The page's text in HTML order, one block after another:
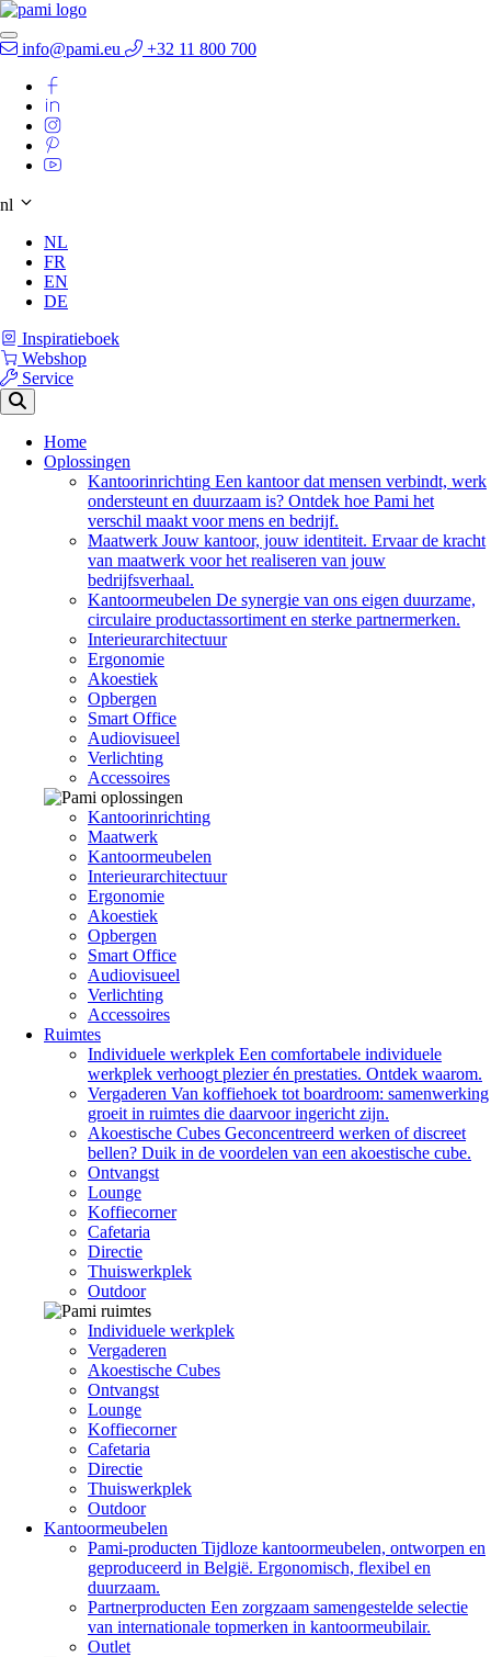
info@pami.eu +32 11 800 700
nl
NL
FR
EN
DE
Inspiratieboek
Webshop
Service
Home
Oplossingen
Kantoorinrichting Een kantoor dat mensen verbindt, werk
ondersteunt en duurzaam is? Ontdek hoe Pami het
verschil maakt voor mens en bedrijf.
Maatwerk Jouw kantoor, jouw identiteit. Ervaar de kracht
van maatwerk voor het realiseren van jouw
bedrijfsverhaal.
Kantoormeubelen De synergie van ons eigen duurzame,
circulaire productassortiment en sterke partnermerken.
Interieurarchitectuur
Ergonomie
Akoestiek
Opbergen
Smart Office
Audiovisueel
Verlichting
Accessoires
Kantoorinrichting
Maatwerk
Kantoormeubelen
Interieurarchitectuur
Ergonomie
Akoestiek
Opbergen
Smart Office
Audiovisueel
Verlichting
Accessoires
Ruimtes
Individuele werkplek Een comfortabele individuele
werkplek verhoogt plezier én prestaties. Ontdek waarom.
Vergaderen Van koffiehoek tot boardroom: samenwerking
groeit in ruimtes die daarvoor ingericht zijn.
Akoestische Cubes Geconcentreerd werken of discreet
bellen? Duik in de voordelen van een akoestische cube.
Ontvangst
Lounge
Koffiecorner
Cafetaria
Directie
Thuiswerkplek
Outdoor
Individuele werkplek
Vergaderen
Akoestische Cubes
Ontvangst
Lounge
Koffiecorner
Cafetaria
Directie
Thuiswerkplek
Outdoor
Kantoormeubelen
Pami-producten Tijdloze kantoormeubelen, ontworpen en
geproduceerd in België. Ergonomisch, flexibel en
duurzaam.
Partnerproducten Een zorgzaam samengestelde selectie
van internationale topmerken in kantoormeubilair.
Outlet